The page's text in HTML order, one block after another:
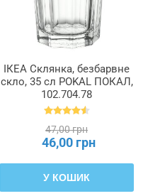
ІКЕА Склянка, безбарвне
скло, 35 сл POKAL ПОКАЛ,
102.704.78
47,00 грн
46,00 грн
У КОШИК